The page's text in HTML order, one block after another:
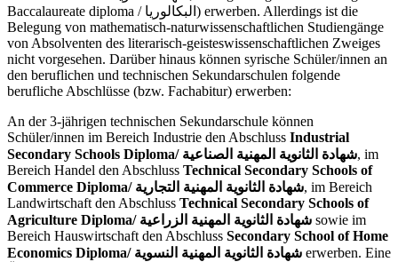
Baccalaureate diploma / البكالوريا) erwerben. Allerdings ist die
Belegung von mathematisch-naturwissenschaftlichen Studiengänge
von Absolventen des literarisch-geisteswissenschaftlichen Zweiges
nicht vorgesehen. Darüber hinaus können syrische Schüler/innen an
den beruflichen und technischen Sekundarschulen folgende
berufliche Abschlüsse (bzw. Fachabitur) erwerben:
An der 3-jährigen technischen Sekundarschule können
Schüler/innen im Bereich Industrie den Abschluss Industrial
Secondary Schools Diploma/ شهادة الثانوية المهنية الصناعية, im
Bereich Handel den Abschluss Technical Secondary Schools of
Commerce Diploma/ شهادة الثانوية المهنية التجارية, im Bereich
Landwirtschaft den Abschluss Technical Secondary Schools of
Agriculture Diploma/ شهادة الثانوية المهنية الزراعية sowie im
Bereich Hauswirtschaft den Abschluss Secondary School of Home
Economics Diploma/ شهادة الثانوية المهنية النسوية erwerben. Eine